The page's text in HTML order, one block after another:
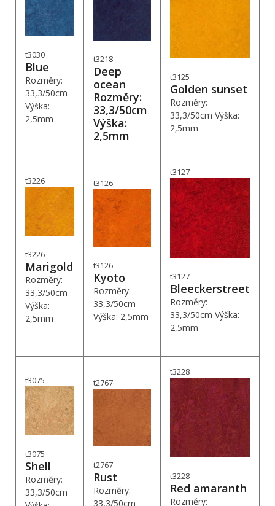
t3030
Blue
Rozměry:
33,3/50cm
Výška:
2,5mm
t3218
Deep
ocean
Rozměry:
33,3/50cm
Výška:
2,5mm
t3125
Golden sunset
Rozměry:
33,3/50cm Výška:
2,5mm
t3226
t3226
Marigold
Rozměry:
33,3/50cm
Výška:
2,5mm
t3126
t3126
Kyoto
Rozměry:
33,3/50cm
Výška: 2,5mm
t3127
t3127
Bleeckerstreet
Rozměry:
33,3/50cm Výška:
2,5mm
t3075
t3075
Shell
Rozměry:
33,3/50cm
t2767
t2767
Rust
Rozměry:
33,3/50cm
t3228
t3228
Red amaranth
Rozměry: